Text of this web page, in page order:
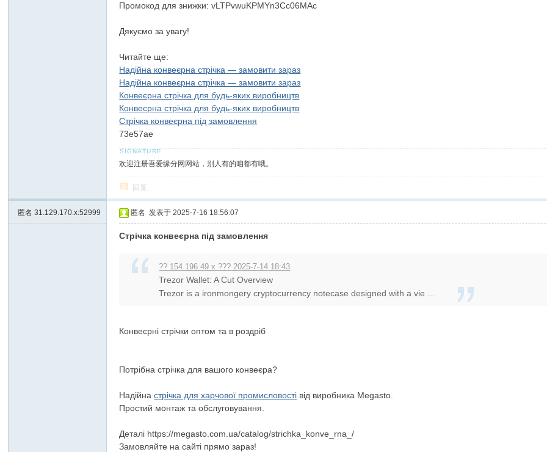
Промокод для знижки: vLTPvwuKPMYn3Cc06MAc
Дякуємо за увагу!
Читайте ще:
Надійна конвеєрна стрічка — замовити зараз
Надійна конвеєрна стрічка — замовити зараз
Конвеєрна стрічка для будь-яких виробництв
Конвеєрна стрічка для будь-яких виробництв
Стрічка конвеєрна під замовлення
73e57ae
欢迎注册吾爱缘分网网站，别人有的咱都有哦。
回复
匿名31.129.170.x:52999 匿名发表于 2025-7-16 18:56:07
Стрічка конвеєрна під замовлення
?? 154.196.49.x ??? 2025-7-14 18:43
Trezor Wallet: A Cut Overview
Trezor is a ironmongery cryptocurrency notecase designed with a vie ...
Конвеєрні стрічки оптом та в роздріб
Потрібна стрічка для вашого конвеєра?
Надійнастрічка для харчової промисловості від виробника Megasto.
Простий монтаж та обслуговування.
Деталі https://megasto.com.ua/catalog/strichka_konve_rna_/
Замовляйте на сайті прямо зараз!